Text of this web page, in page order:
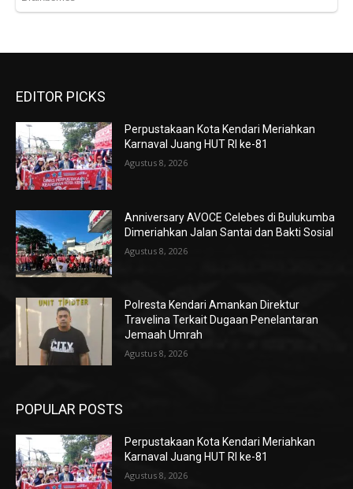
EDITOR PICKS
Perpustakaan Kota Kendari Meriahkan
Karnaval Juang HUT RI ke-81
Agustus 8, 2026
Anniversary AVOCE Celebes di Bulukumba
Dimeriahkan Jalan Santai dan Bakti Sosial
Agustus 8, 2026
Polresta Kendari Amankan Direktur
Travelina Terkait Dugaan Penelantaran
Jemaah Umrah
Agustus 8, 2026
POPULAR POSTS
Perpustakaan Kota Kendari Meriahkan
Karnaval Juang HUT RI ke-81
Agustus 8, 2026